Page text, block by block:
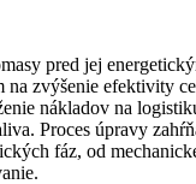
pred jej
zvýšenie efektivity
nákladov na
Proces úpravy
fáz, od